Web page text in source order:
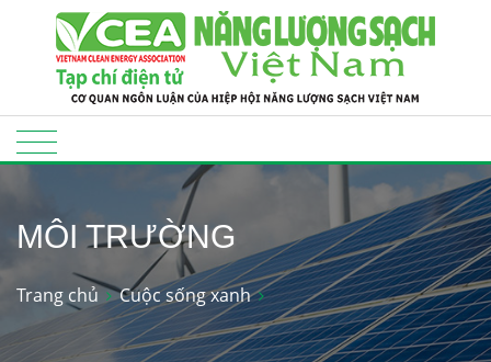
MÔI TRƯỜNG
Trang chủ Cuộc sống xanh